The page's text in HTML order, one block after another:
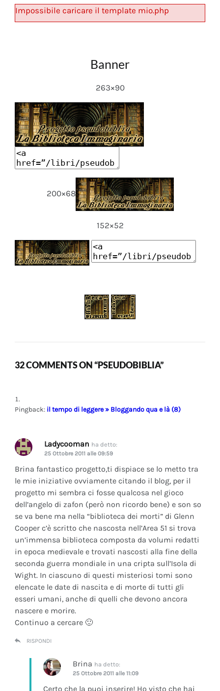
Impossibile caricare il template mio.php
Banner
263×90
200×68
152×52
32 COMMENTS ON “PSEUDOBIBLIA”
Pingback: il tempo di leggere » Bloggando qua e là (8)
Ladycooman ha detto:
25 Ottobre 2011 alle 09:59
Brina fantastico progetto,ti dispiace se lo metto tra
le mie iniziative ovviamente citando il blog, per il
progetto mi sembra ci fosse qualcosa nel gioco
dell’angelo di zafon (però non ricordo bene) e son so
se va bene ma nella “biblioteca dei morti” di Glenn
Cooper c’è scritto che nascosta nell’Area 51 si trova
un’immensa biblioteca composta da volumi redatti
in epoca medievale e trovati nascosti alla fine della
seconda guerra mondiale in una cripta sull’Isola di
Wight. In ciascuno di questi misteriosi tomi sono
elencate le date di nascita e di morte di tutti gli
esseri umani, anche di quelli che devono ancora
nascere e morire.
Continuo a cercare 🙂
RISPONDI
Brina ha detto:
25 Ottobre 2011 alle 11:09
Certo che la puoi inserire! Ho visto che hai